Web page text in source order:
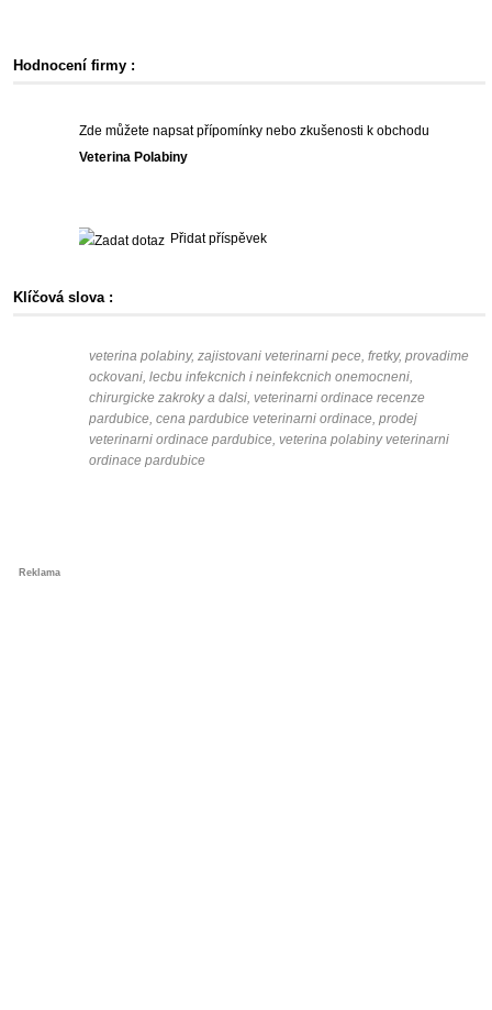
Hodnocení firmy :
Zde můžete napsat přípomínky nebo zkušenosti k obchodu
Veterina Polabiny
Přidat příspěvek
Klíčová slova :
veterina polabiny, zajistovani veterinarni pece, fretky, provadime
ockovani, lecbu infekcnich i neinfekcnich onemocneni,
chirurgicke zakroky a dalsi, veterinarni ordinace recenze
pardubice, cena pardubice veterinarni ordinace, prodej
veterinarni ordinace pardubice, veterina polabiny veterinarni
ordinace pardubice
Reklama